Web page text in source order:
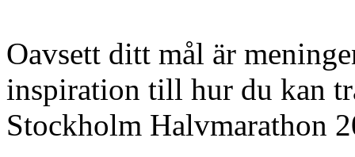
Oavsett ditt mål är
inspiration till hur du kan
Stockholm Halvmarathon